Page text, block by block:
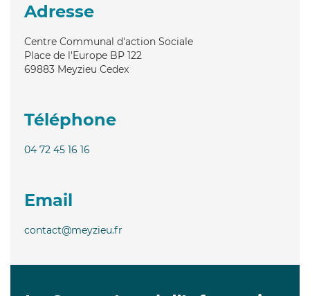
Adresse
Centre Communal d'action Sociale
Place de l'Europe BP 122
69883 Meyzieu Cedex
Téléphone
04 72 45 16 16
Email
contact@meyzieu.fr